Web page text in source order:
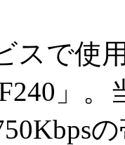
で使用
F240」